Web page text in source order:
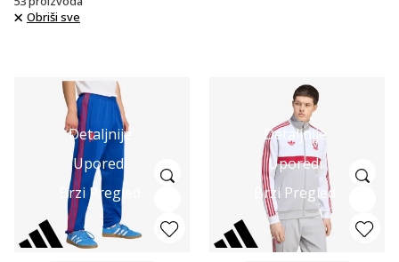
Obriši sve
Detaljnije
Uporedi
Brzi Pregled
Detaljnije
Uporedi
Brzi Pregled